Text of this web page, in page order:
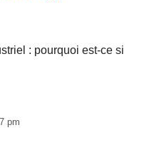
: pourquoi est-ce si
pm